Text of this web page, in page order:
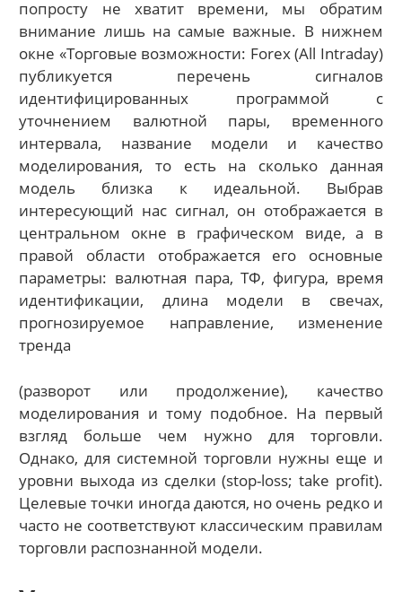
попросту не хватит времени, мы обратим
внимание лишь на самые важные. В нижнем
окне «Торговые возможности: Forex (All Intraday)
публикуется перечень сигналов
идентифицированных программой с
уточнением валютной пары, временного
интервала, название модели и качество
моделирования, то есть на сколько данная
модель близка к идеальной. Выбрав
интересующий нас сигнал, он отображается в
центральном окне в графическом виде, а в
правой области отображается его основные
параметры: валютная пара, ТФ, фигура, время
идентификации, длина модели в свечах,
прогнозируемое направление, изменение
тренда
(разворот или продолжение), качество
моделирования и тому подобное. На первый
взгляд больше чем нужно для торговли.
Однако, для системной торговли нужны еще и
уровни выхода из сделки (stop-loss; take profit).
Целевые точки иногда даются, но очень редко и
часто не соответствуют классическим правилам
торговли распознанной модели.